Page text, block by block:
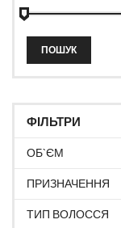
ПОШУК
ФІЛЬТРИ
ОБ`ЄМ
ПРИЗНАЧЕННЯ
ТИП ВОЛОССЯ